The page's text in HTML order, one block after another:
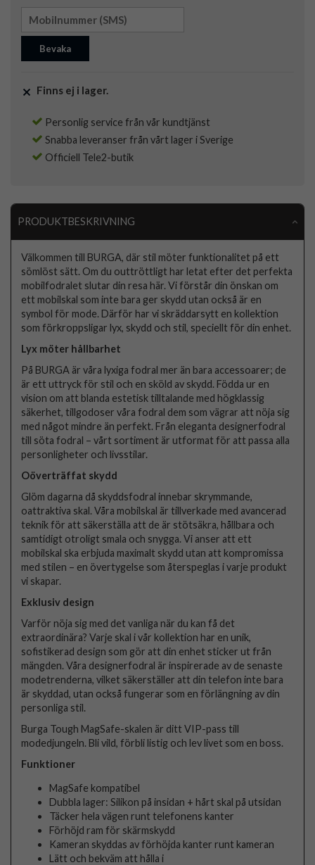
Bevaka
Finns ej i lager.
Personlig service från vår kundtjänst
Snabba leveranser från vårt lager i Sverige
Officiell Tele2-butik
PRODUKTBESKRIVNING
Välkommen till BURGA, där stil möter funktionalitet på ett
sömlöst sätt. Om du outtröttligt har letat efter det perfekta
mobilfodralet slutar din resa här. Vi förstår din önskan om
ett mobilskal som inte bara ger skydd utan också är en
symbol för mode. Därför har vi skräddarsytt en kollektion
som förkroppsligar lyx, skydd och stil, speciellt för din enhet.
Lyx möter hållbarhet
På BURGA är våra lyxiga fodral mer än bara accessoarer; de
är ett uttryck för stil och en sköld av skydd. Födda ur en
vision om att blanda estetisk tilltalande med högklassig
säkerhet, tillgodoser våra fodral dem som vägrar att nöja sig
med något mindre än perfekt. Från eleganta designerfodral
till söta fodral – vårt sortiment är utformat för att passa alla
personligheter och livsstilar.
Oöverträffat skydd
Glöm dagarna då skyddsfodral innebar skrymmande,
oattraktiva skal. Våra mobilskal är tillverkade med avancerad
teknik för att säkerställa att de är stötsäkra, hållbara och
samtidigt otroligt smala och snygga. Vi anser att ett
mobilskal ska erbjuda maximalt skydd utan att kompromissa
med stilen – en övertygelse som återspeglas i varje produkt
vi skapar.
Exklusiv design
Varför nöja sig med det vanliga när du kan få det
extraordinära? Varje skal i vår kollektion har en unik,
sofistikerad design som gör att din enhet sticker ut från
mängden. Våra designerfodral är inspirerade av de senaste
modetrenderna, vilket säkerställer att din telefon inte bara
är skyddad, utan också fungerar som en förlängning av din
personliga stil.
Burga Tough MagSafe-skalen är ditt VIP-pass till
modedjungeln. Bli vild, förbli listig och lev livet som en boss.
Funktioner
MagSafe kompatibel
Dubbla lager: Silikon på insidan + hårt skal på utsidan
Täcker hela vägen runt telefonens kanter
Förhöjd ram för skärmskydd
Kameran skyddas av förhöjda kanter runt kameran
Lätt och bekväm att hålla i